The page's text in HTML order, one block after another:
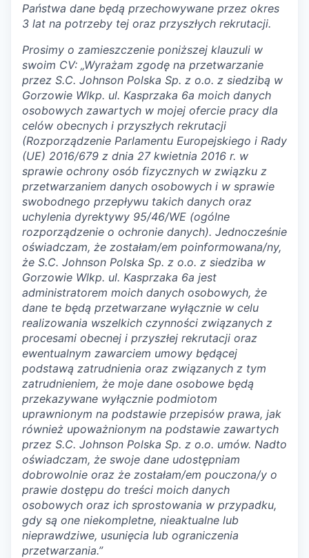
Państwa dane będą przechowywane przez okres
3 lat na potrzeby tej oraz przyszłych rekrutacji.
Prosimy o zamieszczenie poniższej klauzuli w
swoim CV: „Wyrażam zgodę na przetwarzanie
przez S.C. Johnson Polska Sp. z o.o. z siedzibą w
Gorzowie Wlkp. ul. Kasprzaka 6a moich danych
osobowych zawartych w mojej ofercie pracy dla
celów obecnych i przyszłych rekrutacji
(Rozporządzenie Parlamentu Europejskiego i Rady
(UE) 2016/679 z dnia 27 kwietnia 2016 r. w
sprawie ochrony osób fizycznych w związku z
przetwarzaniem danych osobowych i w sprawie
swobodnego przepływu takich danych oraz
uchylenia dyrektywy 95/46/WE (ogólne
rozporządzenie o ochronie danych). Jednocześnie
oświadczam, że zostałam/em poinformowana/ny,
że S.C. Johnson Polska Sp. z o.o. z siedziba w
Gorzowie Wlkp. ul. Kasprzaka 6a jest
administratorem moich danych osobowych, że
dane te będą przetwarzane wyłącznie w celu
realizowania wszelkich czynności związanych z
procesami obecnej i przyszłej rekrutacji oraz
ewentualnym zawarciem umowy będącej
podstawą zatrudnienia oraz związanych z tym
zatrudnieniem, że moje dane osobowe będą
przekazywane wyłącznie podmiotom
uprawnionym na podstawie przepisów prawa, jak
również upoważnionym na podstawie zawartych
przez S.C. Johnson Polska Sp. z o.o. umów. Nadto
oświadczam, że swoje dane udostępniam
dobrowolnie oraz że zostałam/em pouczona/y o
prawie dostępu do treści moich danych
osobowych oraz ich sprostowania w przypadku,
gdy są one niekompletne, nieaktualne lub
nieprawdziwe, usunięcia lub ograniczenia
przetwarzania.”